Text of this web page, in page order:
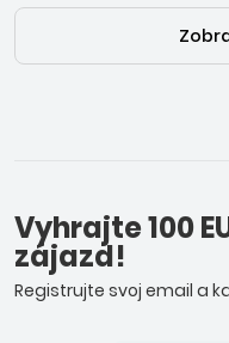
Vyhrajte 100
zájazd!
Registrujte svoj email a